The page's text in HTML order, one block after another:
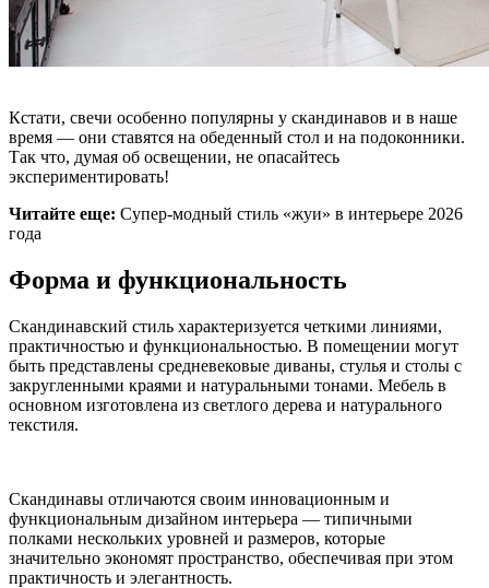
Кстати, свечи особенно популярны у скандинавов и в наше
время — они ставятся на обеденный стол и на подоконники.
Так что, думая об освещении, не опасайтесь
экспериментировать!
Читайте еще: Супер-модный стиль «жуи» в интерьере 2026
года
Форма и функциональность
Скандинавский стиль характеризуется четкими линиями,
практичностью и функциональностью. В помещении могут
быть представлены средневековые диваны, стулья и столы с
закругленными краями и натуральными тонами. Мебель в
основном изготовлена из светлого дерева и натурального
текстиля.
Скандинавы отличаются своим инновационным и
функциональным дизайном интерьера — типичными
полками нескольких уровней и размеров, которые
значительно экономят пространство, обеспечивая при этом
практичность и элегантность.